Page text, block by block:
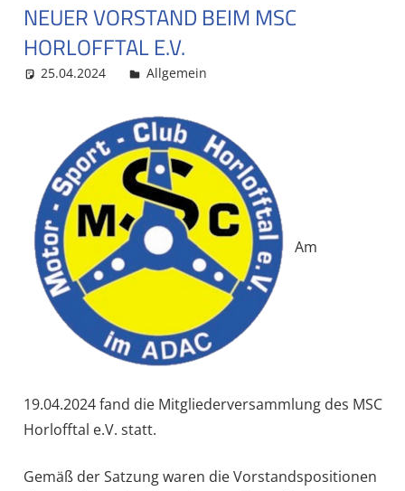
NEUER VORSTAND BEIM MSC
HORLOFFTAL E.V.
25.04.2024 MSC Admin
Allgemein
Am
19.04.2024 fand die Mitgliederversammlung des MSC
Horlofftal e.V. statt.
Gemäß der Satzung waren die Vorstandspositionen